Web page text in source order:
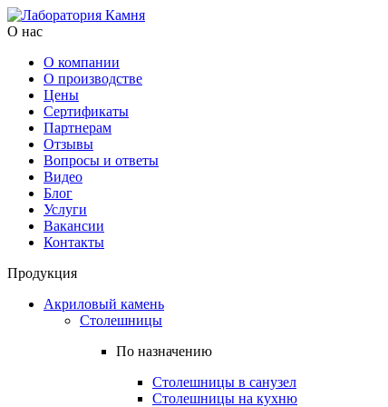
О нас
О компании
О производстве
Цены
Cертификаты
Партнерам
Отзывы
Вопросы и ответы
Видео
Блог
Услуги
Вакансии
Контакты
Продукция
Акриловый камень
Столешницы
По назначению
Столешницы в санузел
Столешницы на кухню